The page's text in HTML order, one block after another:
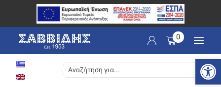
0